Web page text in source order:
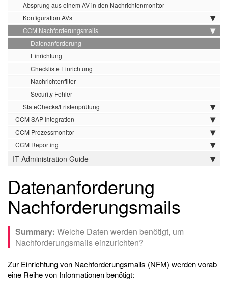
Absprung aus einem AV in den Nachrichtenmonitor
Konfiguration AVs
CCM Nachforderungsmails
Datenanforderung
Einrichtung
Checkliste Einrichtung
Nachrichtenfilter
Security Fehler
StateChecks/Fristenprüfung
CCM SAP Integration
CCM Prozessmonitor
CCM Reporting
IT Administration Guide
Datenanforderung
Nachforderungsmails
Welche Daten werden benötigt, um
Nachforderungsmails einzurichten?
Zur Einrichtung von Nachforderungsmails (NFM) werden vorab
eine Reihe von Informationen benötigt: